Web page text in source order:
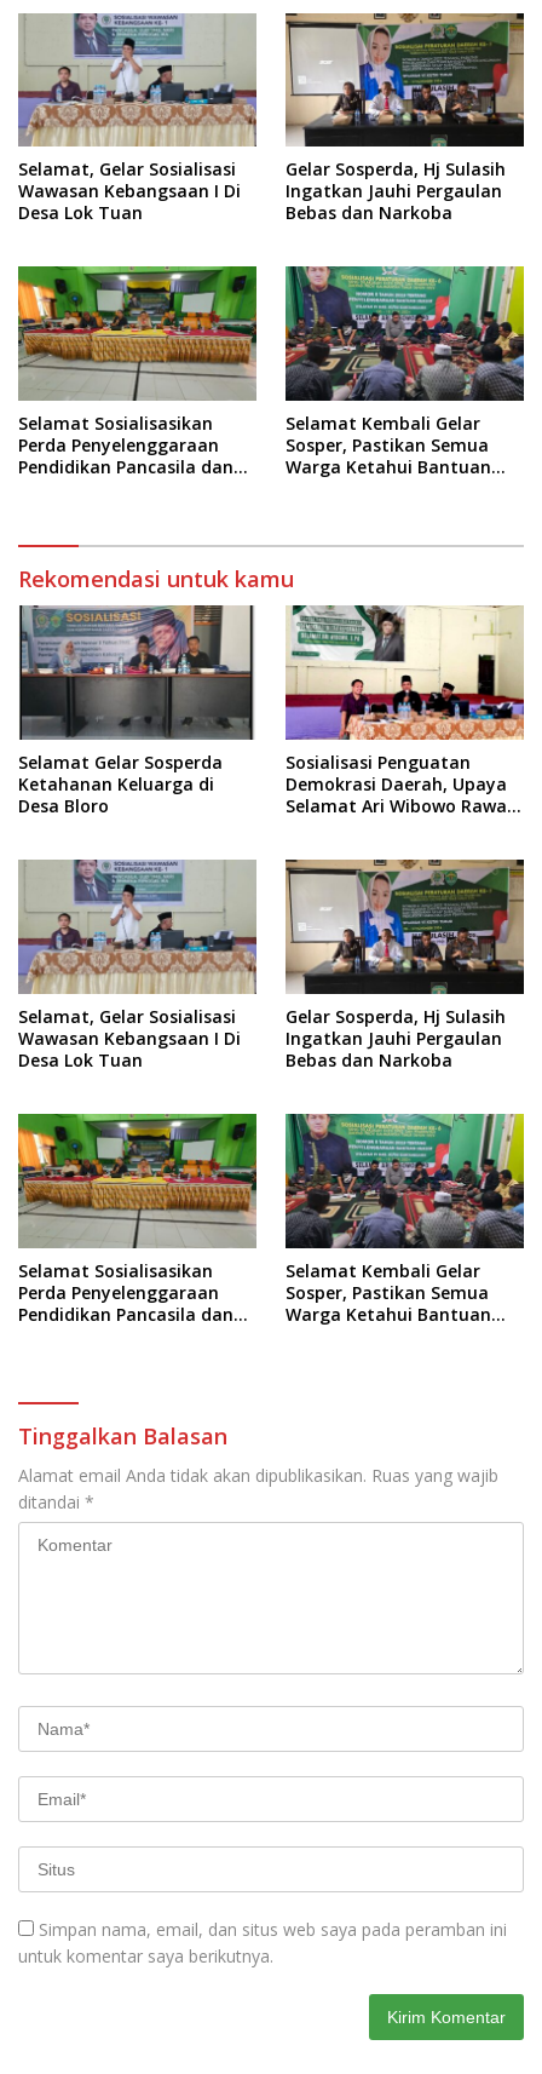
Selamat, Gelar Sosialisasi
Wawasan Kebangsaan I Di
Desa Lok Tuan
Gelar Sosperda, Hj Sulasih
Ingatkan Jauhi Pergaulan
Bebas dan Narkoba
Selamat Sosialisasikan
Perda Penyelenggaraan
Pendidikan Pancasila dan
Selamat Kembali Gelar
Sosper, Pastikan Semua
Warga Ketahui Bantuan
Rekomendasi untuk kamu
Selamat Gelar Sosperda
Ketahanan Keluarga di
Desa Bloro
Sosialisasi Penguatan
Demokrasi Daerah, Upaya
Selamat Ari Wibowo Rawat
Selamat, Gelar Sosialisasi
Wawasan Kebangsaan I Di
Desa Lok Tuan
Gelar Sosperda, Hj Sulasih
Ingatkan Jauhi Pergaulan
Bebas dan Narkoba
Selamat Sosialisasikan
Perda Penyelenggaraan
Pendidikan Pancasila dan
Selamat Kembali Gelar
Sosper, Pastikan Semua
Warga Ketahui Bantuan
Tinggalkan Balasan
Alamat email Anda tidak akan dipublikasikan. Ruas yang wajib
ditandai *
Simpan nama, email, dan situs web saya pada peramban ini
untuk komentar saya berikutnya.